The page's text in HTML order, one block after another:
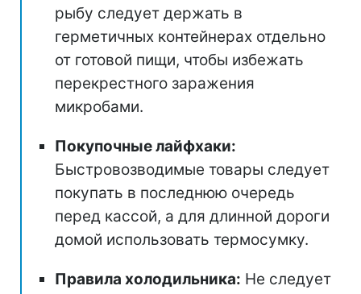
рыбу следует держать в
герметичных контейнерах отдельно
от готовой пищи, чтобы избежать
перекрестного заражения
микробами.
Покупочные лайфхаки:
Быстровозводимые товары следует
покупать в последнюю очередь
перед кассой, а для длинной дороги
домой использовать термосумку.
Правила холодильника: Не следует